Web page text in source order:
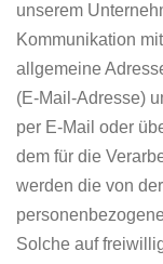
unserem
Kommunikation
allgemeine
(E-Mail-Adresse)
per E-Mail oder
dem für die
werden die von
Solche auf